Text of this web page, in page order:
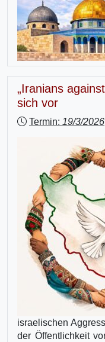
„Iranians
sich vor
Termin: 19/3/2026
israelischen
der Öffentlichkeit